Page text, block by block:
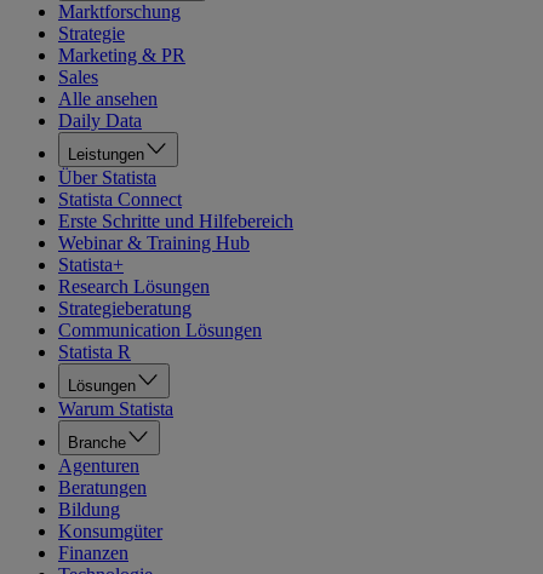
Marktforschung
Strategie
Marketing & PR
Sales
Alle ansehen
Daily Data
Leistungen
Über Statista
Statista Connect
Erste Schritte und Hilfebereich
Webinar & Training Hub
Statista+
Research Lösungen
Strategieberatung
Communication Lösungen
Statista R
Lösungen
Warum Statista
Branche
Agenturen
Beratungen
Bildung
Konsumgüter
Finanzen